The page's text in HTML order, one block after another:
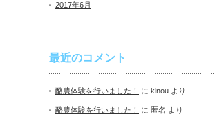
2017年6月
最近のコメント
酪農体験を行いました！ に kinou より
酪農体験を行いました！ に 匿名 より